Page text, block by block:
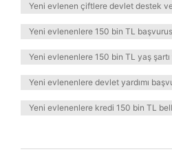
Yeni evlenen çiftlere devlet destek
Yeni evlenenlere 150 bin TL
Yeni evlenenlere 150 bin TL yaş şartı
Yeni evlenenlere devlet yardımı
Yeni evlenenlere kredi 150 bin TL